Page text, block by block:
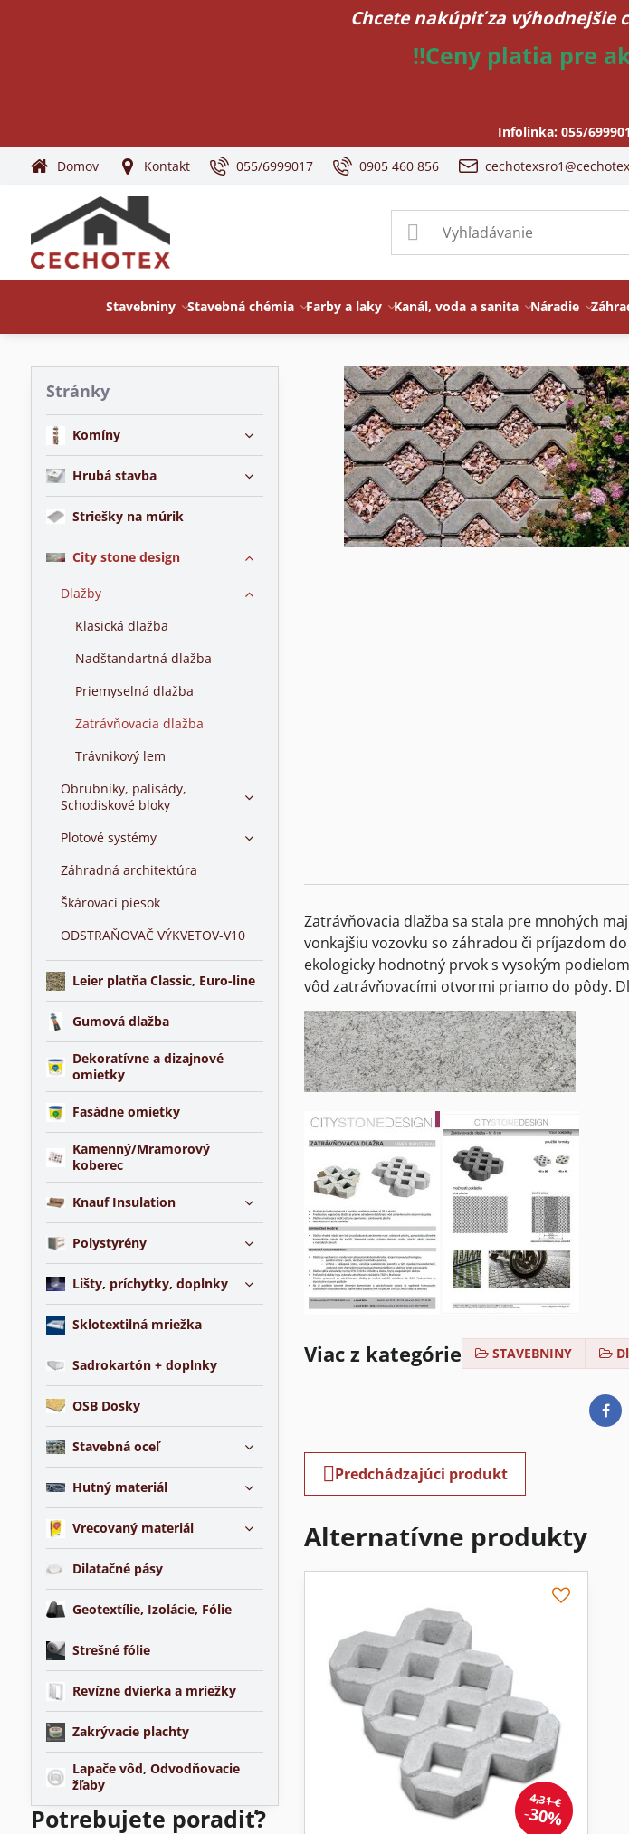
Chcete nakúpiť za výhodnejšie
!!Ceny platia pre
Infolinka: 055/
Domov
Kontakt 055/6999017 0905 460 856
Stavebniny Stavebná chémia Farby a laky Kanál, voda a sanita Náradie
Zatrávňovacia dlažba sa stala pre mnohých
vonkajšiu vozovku so záhradou či príjazdom
ekologicky hodnotný prvok s vysokým
vôd zatrávňovacími otvormi priamo do pôdy.
Viac z kategórie STAVEBNINY
Predchádzajúci produkt
Alternatívne produkty
4,31 €
30%
Stránky
Komíny
Hrubá stavba
Striešky na múrik
City stone design
Dlažby
Klasická dlažba
Nadštandartná dlažba
Priemyselná dlažba
Zatrávňovacia dlažba
Trávnikový lem
Obrubníky, palisády,
Schodiskové bloky
Plotové systémy
Záhradná architektúra
Škárovací piesok
ODSTRAŇOVAČ VÝKVETOV-V10
Leier platňa Classic, Euro-line
Gumová dlažba
Dekoratívne a dizajnové
omietky
Fasádne omietky
Kamenný/Mramorový
koberec
Knauf Insulation
Polystyrény
Lišty, príchytky, doplnky
Sklotextilná mriežka
Sadrokartón + doplnky
OSB Dosky
Stavebná oceľ
Hutný materiál
Vrecovaný materiál
Dilatačné pásy
Geotextílie, Izolácie, Fólie
Strešné fólie
Revízne dvierka a mriežky
Zakrývacie plachty
Lapače vôd, Odvodňovacie
žľaby
Potrebujete poradiť?